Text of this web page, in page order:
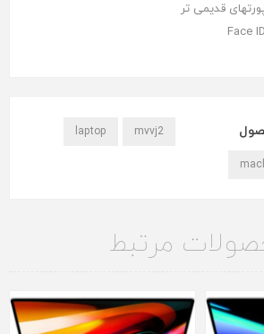
قديمى تر
mvvj2
laptop
مرتبط